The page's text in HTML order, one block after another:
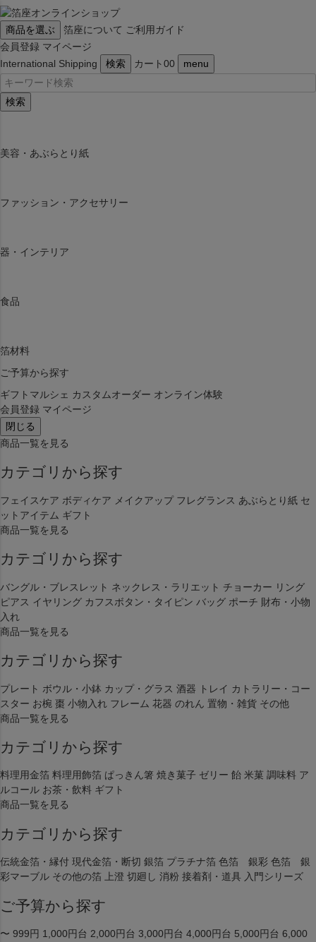
商品を選ぶ 箔座について ご利用ガイド
会員登録 マイページ
International Shipping
検索 カート00 menu
検索
美容・あぶらとり紙
ファッション・アクセサリー
器・インテリア
食品
箔材料
ご予算から探す
ギフトマルシェ カスタムオーダー オンライン体験
会員登録 マイページ
閉じる
商品一覧を見る
カテゴリから探す
フェイスケア ボディケア メイクアップ フレグランス あぶらとり紙 セ
ットアイテム ギフト
商品一覧を見る
カテゴリから探す
バングル・ブレスレット ネックレス・ラリエット チョーカー リング
ピアス イヤリング カフスボタン・タイピン バッグ ポーチ 財布・小物
入れ
商品一覧を見る
カテゴリから探す
プレート ボウル・小鉢 カップ・グラス 酒器 トレイ カトラリー・コー
スター お椀 棗 小物入れ フレーム 花器 のれん 置物・雑貨 その他
商品一覧を見る
カテゴリから探す
料理用金箔 料理用飾箔 ぱっきん箸 焼き菓子 ゼリー 飴 米菓 調味料 ア
ルコール お茶・飲料 ギフト
商品一覧を見る
カテゴリから探す
伝統金箔・縁付 現代金箔・断切 銀箔 プラチナ箔 色箔 銀彩 色箔 銀
彩マーブル その他の箔 上澄 切廻し 消粉 接着剤・道具 入門シリーズ
ご予算から探す
〜 999円 1,000円台 2,000円台 3,000円台 4,000円台 5,000円台 6,000